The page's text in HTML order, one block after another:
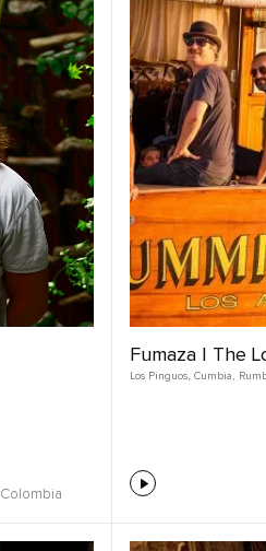
Colombia
Fumaza | The
Los Pinguos, Cumbia ,